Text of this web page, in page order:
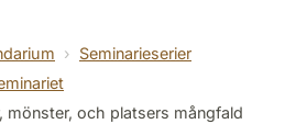
Seminarieserier
mönster, och platsers mångfald